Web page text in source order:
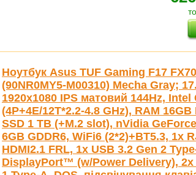
Ноутбук Asus TUF Gaming F17
(90NR0MY5-M00310) Mecha Gray;
1920x1080 IPS матовий 144Hz, Intel
(4P+4E/12T*2.2-4.8 GHz), RAM 16GB
SSD 1 TB (+M.2 slot), nVidia
6GB GDDR6, WiFi6 (2*2)+BT5.3, 1x
HDMI2.1 FRL, 1x USB 3.2 Gen 2
DisplayPort™ (w/Power Delivery), 2x